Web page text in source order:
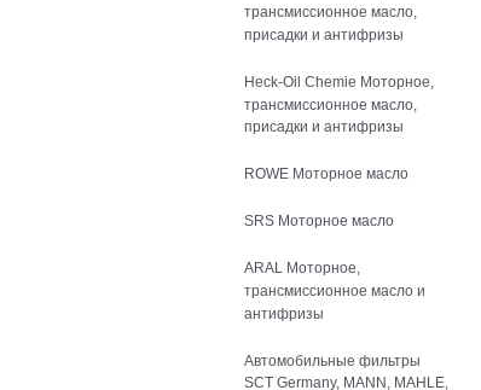
трансмиссионное масло,
присадки и антифризы
Heck-Oil Chemie Моторное,
трансмиссионное масло,
присадки и антифризы
ROWE Моторное масло
SRS Моторное масло
ARAL Моторное,
трансмиссионное масло и
антифризы
Автомобильные фильтры
SCT Germany, MANN, MAHLE,